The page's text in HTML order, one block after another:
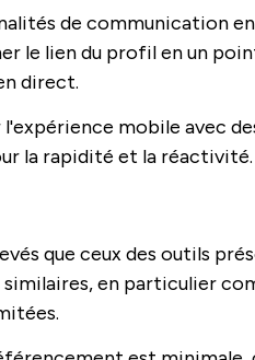
de communication
le lien du profil en un
direct.
mobile avec
la rapidité et la réactivité.
que ceux des outils
en particulier